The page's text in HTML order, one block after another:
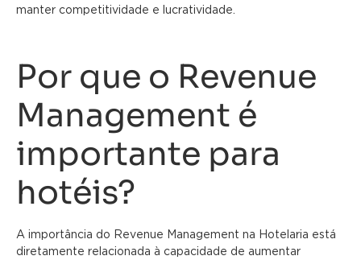
manter competitividade e lucratividade.
Por que o Revenue
Management é
importante para
hotéis?
A importância do Revenue Management na Hotelaria está
diretamente relacionada à capacidade de aumentar